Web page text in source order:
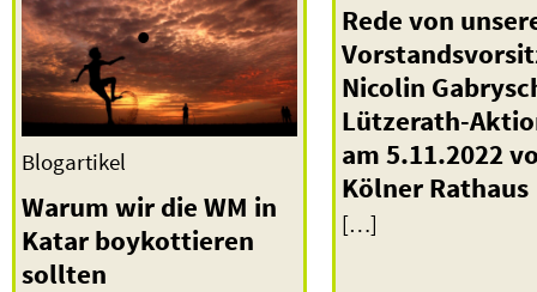
Blogartikel
Warum wir die WM in
Katar boykottieren
sollten
Rede von
Nicolin
Lützerath-
am 5.11.2022
Kölner Rathaus
[…]